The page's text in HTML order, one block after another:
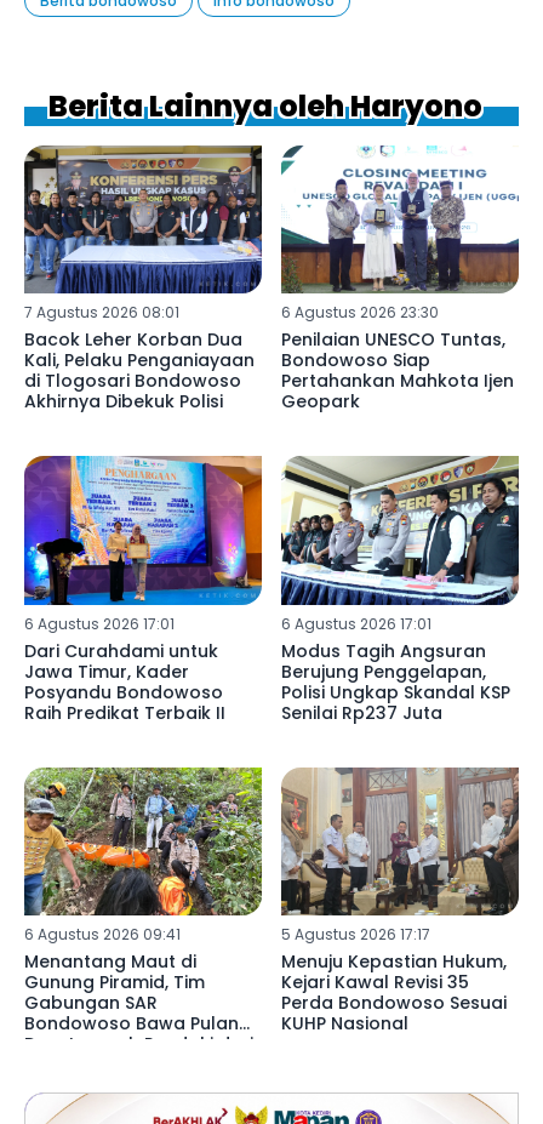
Berita Lainnya oleh Haryono
7 Agustus 2026 08:01
Bacok Leher Korban Dua
Kali, Pelaku Penganiayaan
di Tlogosari Bondowoso
Akhirnya Dibekuk Polisi
6 Agustus 2026 23:30
Penilaian UNESCO Tuntas,
Bondowoso Siap
Pertahankan Mahkota Ijen
Geopark
6 Agustus 2026 17:01
Dari Curahdami untuk
Jawa Timur, Kader
Posyandu Bondowoso
Raih Predikat Terbaik II
6 Agustus 2026 17:01
Modus Tagih Angsuran
Berujung Penggelapan,
Polisi Ungkap Skandal KSP
Senilai Rp237 Juta
6 Agustus 2026 09:41
Menantang Maut di
Gunung Piramid, Tim
Gabungan SAR
Bondowoso Bawa Pulang
Dua Jenazah Pendaki dari
5 Agustus 2026 17:17
Menuju Kepastian Hukum,
Kejari Kawal Revisi 35
Perda Bondowoso Sesuai
KUHP Nasional